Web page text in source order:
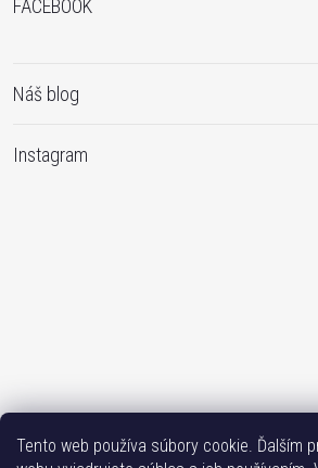
Tento web používa súbory cookie. Ďalším
FACEBOOK
Náš blog
Instagram
Sledovať na Instagrame